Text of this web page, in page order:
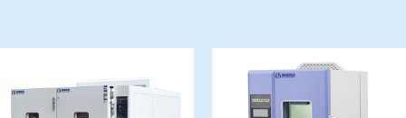
恒温恒湿试验箱系列 冷热冲击试验箱系列